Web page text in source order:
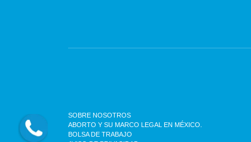
SOBRE NOSOTROS
ABORTO Y SU MARCO LEGAL EN MÉXICO.
BOLSA DE TRABAJO